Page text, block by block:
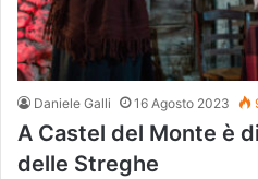
Daniele Galli 16 Agosto 2023
A Castel del Monte è
delle Streghe